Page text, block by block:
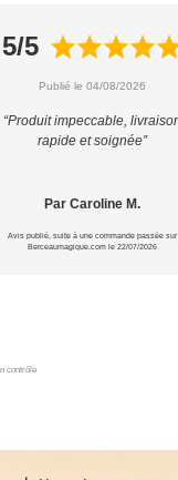
5/5
Publié le 04/08/2026
“Produit impeccable,
rapide et soignée”
Par Caroline M.
Avis publié, suite à une commande passée sur
Berceaumagique.com le 22/07/2026
contrôle